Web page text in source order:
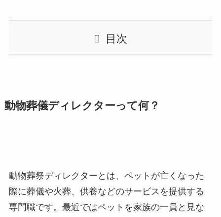
目次
動物葬儀ディレクターって何？
動物葬祭ディレクターとは、ペットが亡くなった
際に葬儀や火葬、供養などのサービスを提供する
専門職です。最近ではペットを家族の一員と見な